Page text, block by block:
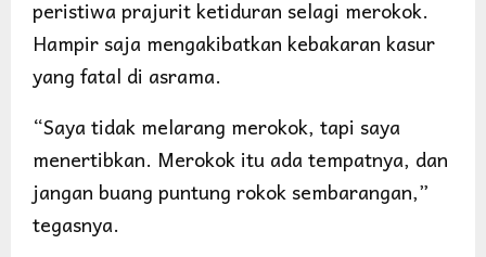
peristiwa prajurit ketiduran selagi merokok.
Hampir saja mengakibatkan kebakaran kasur
yang fatal di asrama.
“Saya tidak melarang merokok, tapi saya
menertibkan. Merokok itu ada tempatnya, dan
jangan buang puntung rokok sembarangan,”
tegasnya.